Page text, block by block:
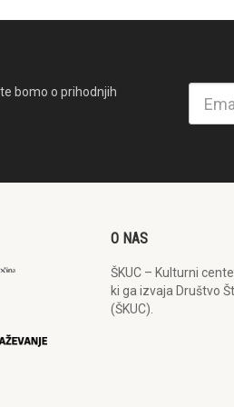
bomo o prihodnjih
O NAS
ŠKUC – Kulturni
ki ga izvaja Društvo
(ŠKUC).